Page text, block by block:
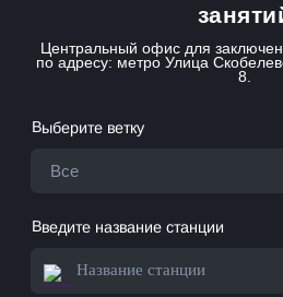
Центральный офис для
по адресу: метро Улица
8.
Введите название станции
Выберите ветку
Все